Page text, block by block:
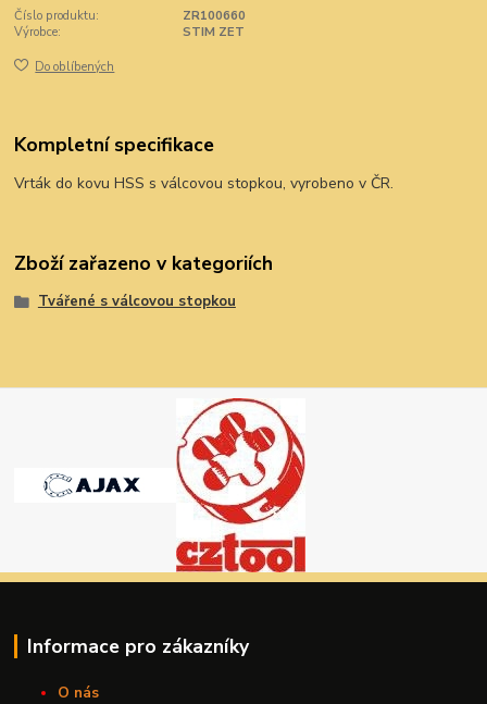
Číslo produktu:
ZR100660
Výrobce:
STIM ZET
Do oblíbených
Kompletní specifikace
Vrták do kovu HSS s válcovou stopkou, vyrobeno v ČR.
Zboží zařazeno v kategoriích
Tvářené s válcovou stopkou
Informace pro zákazníky
O nás